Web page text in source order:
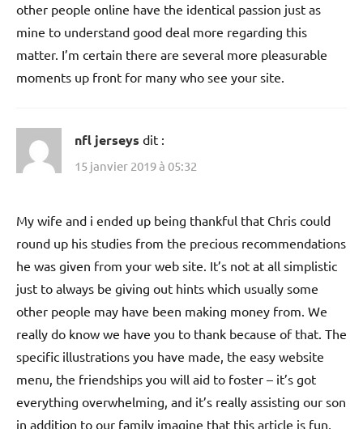
other people online have the identical passion just as
mine to understand good deal more regarding this
matter. I’m certain there are several more pleasurable
moments up front for many who see your site.
nfl jerseys dit :
15 janvier 2019 à 05:32
My wife and i ended up being thankful that Chris could
round up his studies from the precious recommendations
he was given from your web site. It’s not at all simplistic
just to always be giving out hints which usually some
other people may have been making money from. We
really do know we have you to thank because of that. The
specific illustrations you have made, the easy website
menu, the friendships you will aid to foster – it’s got
everything overwhelming, and it’s really assisting our son
in addition to our family imagine that this article is fun,